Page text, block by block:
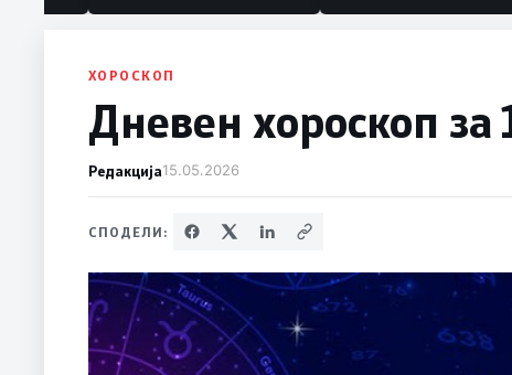
ХОРОСКОП
Дневен хороскоп за
Редакција15.05.2026
СПОДЕЛИ: